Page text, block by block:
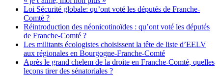
Loi Sécurité globale: qu’ont voté les députés de Franche-
Comté ?
Réintroduction des néonicotinoïdes : qu’ont voté les députés
de Franche-Comté ?
Les militants écologistes choisissent la tête de liste d’EELV
aux régionales en Bourgogne-Franche-Comté
Après le grand chelem de la droite en Franche-Comté, quelles
leçons tirer des sénatoriales ?